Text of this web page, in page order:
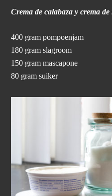
Crema de calabaza y crema de
400 gram pompoenjam
180 gram slagroom
150 gram mascapone
80 gram suiker